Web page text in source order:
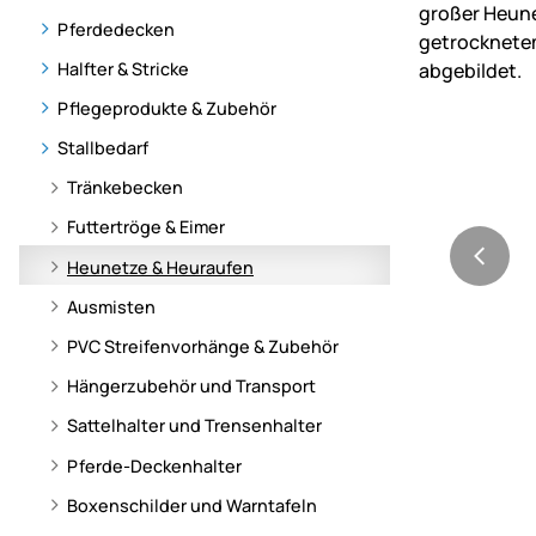
Pferdedecken
Halfter & Stricke
Pflegeprodukte & Zubehör
Stallbedarf
Tränkebecken
Futtertröge & Eimer
Heunetze & Heuraufen
Ausmisten
PVC Streifenvorhänge & Zubehör
Hängerzubehör und Transport
Sattelhalter und Trensenhalter
Pferde-Deckenhalter
Boxenschilder und Warntafeln